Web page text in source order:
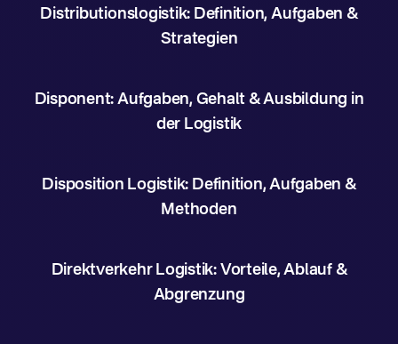
Distributionslogistik: Definition, Aufgaben &
Strategien
Disponent: Aufgaben, Gehalt & Ausbildung in
der Logistik
Disposition Logistik: Definition, Aufgaben &
Methoden
Direktverkehr Logistik: Vorteile, Ablauf &
Abgrenzung